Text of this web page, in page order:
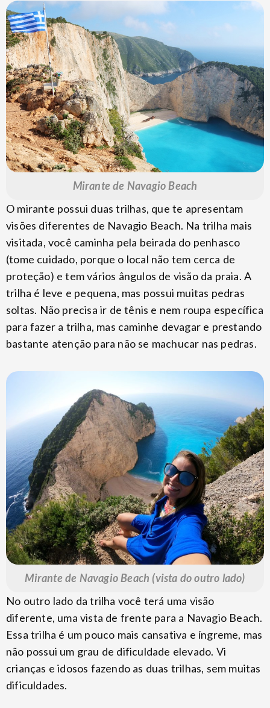
Mirante de Navagio Beach
O mirante possui duas trilhas, que te apresentam
visões diferentes de Navagio Beach. Na trilha mais
visitada, você caminha pela beirada do penhasco
(tome cuidado, porque o local não tem cerca de
proteção) e tem vários ângulos de visão da praia. A
trilha é leve e pequena, mas possui muitas pedras
soltas. Não precisa ir de tênis e nem roupa específica
para fazer a trilha, mas caminhe devagar e prestando
bastante atenção para não se machucar nas pedras.
Mirante de Navagio Beach (vista do outro lado)
No outro lado da trilha você terá uma visão
diferente, uma vista de frente para a Navagio Beach.
Essa trilha é um pouco mais cansativa e íngreme, mas
não possui um grau de dificuldade elevado. Vi
crianças e idosos fazendo as duas trilhas, sem muitas
dificuldades.